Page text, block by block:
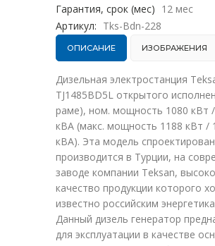
Гарантия, срок (мес) 12 мес
Артикул: Tks-Bdn-228
ОПИСАНИЕ ИЗОБРАЖЕНИЯ
Дизельная электростанция
TJ1485BD5L открытого
раме), ном. мощность 1080 кВт
кВА (макс. мощность 1188 кВт /
кВА). Эта модель
производится в Турции, на
заводе компании Teksan,
качество продукции которого
известно российским
Данный дизель генератор
для эксплуатации в качестве